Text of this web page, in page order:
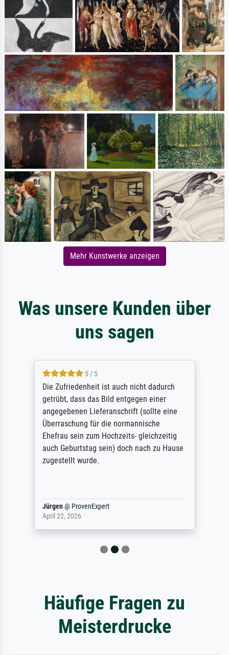
Mehr Kunstwerke anzeigen
Was unsere Kunden über
uns sagen
5 / 5
Die Zufriedenheit ist auch nicht dadurch
getrübt, dass das Bild entgegen einer
angegebenen Lieferanschrift (sollte eine
Überraschung für die normannische
Ehefrau sein zum Hochzeits- gleichzeitig
auch Geburtstag sein) doch nach zu Hause
zugestellt wurde.
Jürgen@ ProvenExpert
April 22, 2026
Häufige Fragen zu
Meisterdrucke